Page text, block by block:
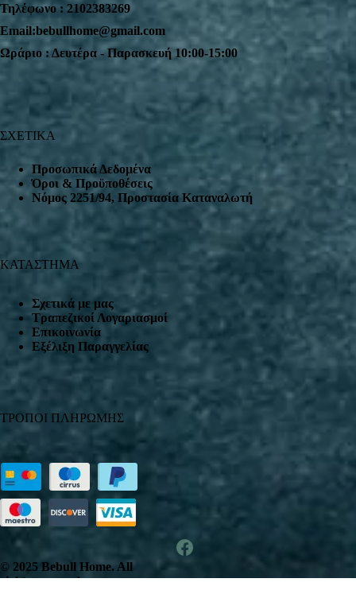
Τηλέφωνο : 2102383269
Email:bebullhome@gmail.com
Ωράριο : Δευτέρα - Παρασκευή 10:00-15:00
ΣΧΕΤΙΚΑ
Προσωπικά Δεδομένα
Όροι & Προϋποθέσεις
Nόμος 2251/94, Προστασία Καταναλωτή
ΚΑΤΑΣΤΗΜΑ
Σχετικά με μας
Τραπεζικοί Λογαριασμοί
Επικοινωνία
Εξέλιξη Παραγγελίας
ΤΡΟΠΟΙ ΠΛΗΡΩΜΗΣ
© 2025 Bebull Home. All
rights reserved